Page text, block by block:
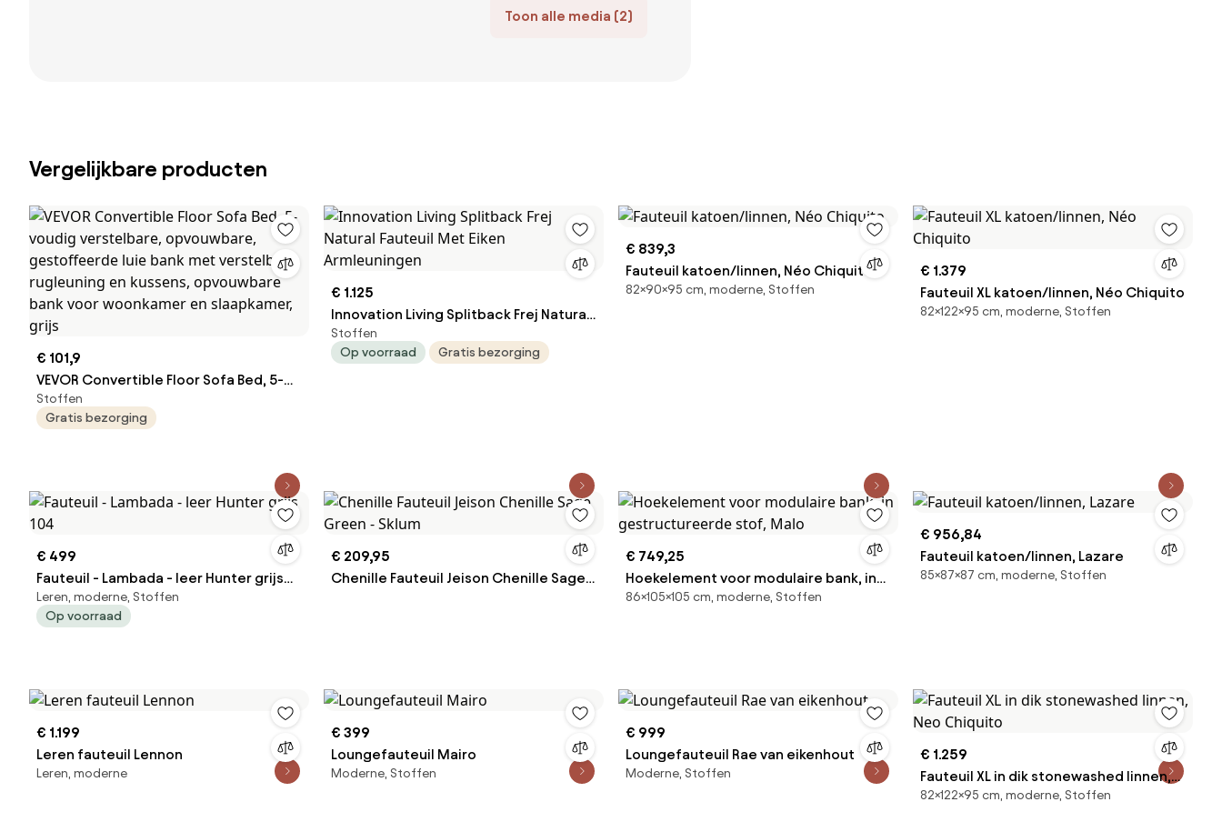
Toon alle media (2)
Vergelijkbare producten
€ 101,9
VEVOR Convertible Floor Sofa Bed, 5-
voudig verstelbare, opvouwbare,
gestoffeerde luie bank met
slaapkamer, grijs
Stoffen
Gratis bezorging
€ 1.125
Innovation Living Splitback Frej Natural
Fauteuil Met Eiken Armleuningen
Stoffen
Op voorraad
Gratis bezorging
€ 839,3
Fauteuil katoen/linnen, Néo Chiquito
82×90×95 cm, moderne, Stoffen
€ 1.379
Fauteuil XL katoen/linnen, Néo Chiquito
82×122×95 cm, moderne, Stoffen
€ 499
Fauteuil - Lambada - leer Hunter grijs
104
Leren, moderne, Stoffen
Op voorraad
€ 209,95
Chenille Fauteuil Jeison Chenille Sage
€ 749,25
Hoekelement voor modulaire bank, in
gestructureerde stof, Malo
86×105×105 cm, moderne, Stoffen
€ 956,84
Fauteuil katoen/linnen, Lazare
85×87×87 cm, moderne, Stoffen
€ 1.199
Leren fauteuil Lennon
Leren, moderne
€ 399
Loungefauteuil Mairo
Moderne, Stoffen
€ 999
Loungefauteuil Rae van eikenhout
Moderne, Stoffen
€ 1.259
Fauteuil XL in dik stonewashed linnen,
Neo Chiquito
82×122×95 cm, moderne, Stoffen